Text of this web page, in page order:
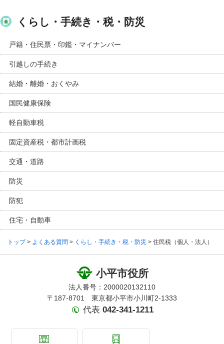
くらし・手続き・税・防災
戸籍・住民票・印鑑・マイナンバー
引越しの手続き
結婚・離婚・おくやみ
国民健康保険
軽自動車税
固定資産税・都市計画税
交通・道路
防災
防犯
住宅・自動車
トップ> よくある質問 > くらし・手続き・税・防災 > 住民税（個人・法人）
小平市役所
法人番号：2000020132110
〒187-8701 東京都小平市小川町2-1333
代表 042-341-1211